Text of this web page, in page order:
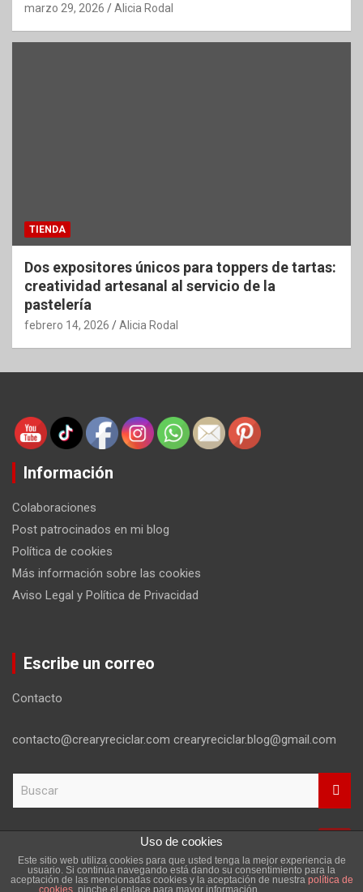
marzo 29, 2026 Alicia Rodal
TIENDA
Dos expositores únicos para toppers de tartas:
creatividad artesanal al servicio de la
pastelería
febrero 14, 2026 Alicia Rodal
Información
Colaboraciones
Post patrocinados en mi blog
Política de cookies
Más información sobre las cookies
Aviso Legal y Política de Privacidad
Escribe un correo
Contacto
contacto@crearyreciclar.com crearyreciclar.blog@gmail.com
c
Copyright ©2026
Aviso Legal y Política de Privacidad
Uso de cookies
Este sitio web utiliza cookies para que usted tenga la mejor experiencia de
usuario. Si continúa navegando está dando su consentimiento para la
aceptación de las mencionadas cookies y la aceptación de nuestra política de
cookies , pinche el enlace para mayor información.